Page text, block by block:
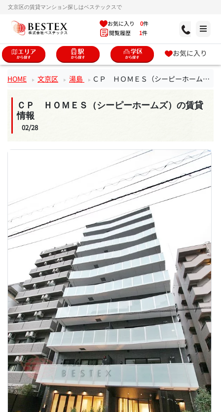
文京区の賃貸マンション探しはベステックスで
お気に入り 0件
閲覧履歴 1件
お気に入り
HOME 文京区 湯島 ＣＰ ＨＯＭＥＳ（シーピーホームズ）
ＣＰ ＨＯＭＥＳ（シーピーホームズ）の賃貸
情報
02/28